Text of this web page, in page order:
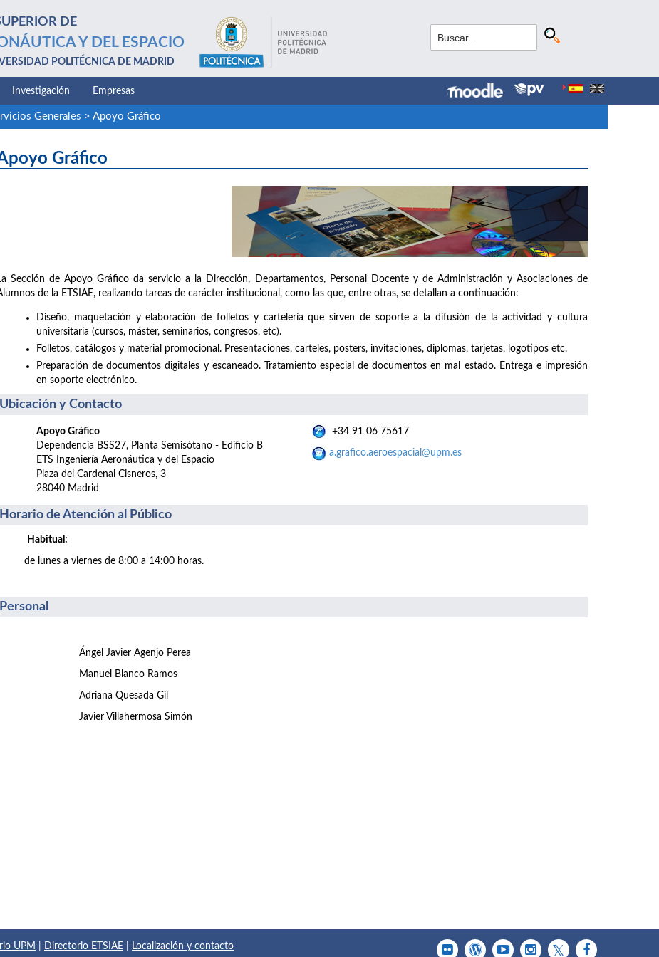
DE
Y DEL ESPACIO
POLITÉCNICA DE MADRID
Investigación Empresas
Generales > Apoyo Gráfico
Gráfico
Sección de Apoyo Gráfico da servicio a la Dirección, Departamentos, Personal Docente y de Administración y Asociaciones de
de la ETSIAE, realizando tareas de carácter institucional, como las que, entre otras, se detallan a continuación:
Diseño, maquetación y elaboración de folletos y cartelería que sirven de soporte a la difusión de la actividad y cultura
universitaria (cursos, máster, seminarios, congresos, etc).
Folletos, catálogos y material promocional. Presentaciones, carteles, posters, invitaciones, diplomas, tarjetas, logotipos etc.
Preparación de documentos digitales y escaneado. Tratamiento especial de documentos en mal estado. Entrega e impresión
en soporte electrónico.
Ubicación y Contacto
Apoyo Gráfico
Dependencia BSS27, Planta Semisótano - Edificio B
ETS Ingeniería Aeronáutica y del Espacio
Plaza del Cardenal Cisneros, 3
28040 Madrid
+34 91 06 75617
a.grafico.aeroespacial@upm.es
Horario de Atención al Público
Habitual:
de lunes a viernes de 8:00 a 14:00 horas.
Personal
Ángel Javier Agenjo Perea
Manuel Blanco Ramos
Adriana Quesada Gil
Javier Villahermosa Simón
UPM Directorio ETSIAE Localización y contacto